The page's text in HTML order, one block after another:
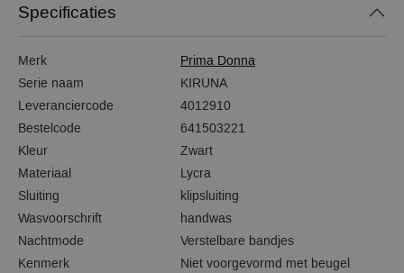
Specificaties
Merk
Prima Donna
Serie naam
KIRUNA
Leveranciercode
4012910
Bestelcode
641503221
Kleur
Zwart
Materiaal
Lycra
Sluiting
klipsluiting
Wasvoorschrift
handwas
Nachtmode
Verstelbare bandjes
Kenmerk
Niet voorgevormd met beugel